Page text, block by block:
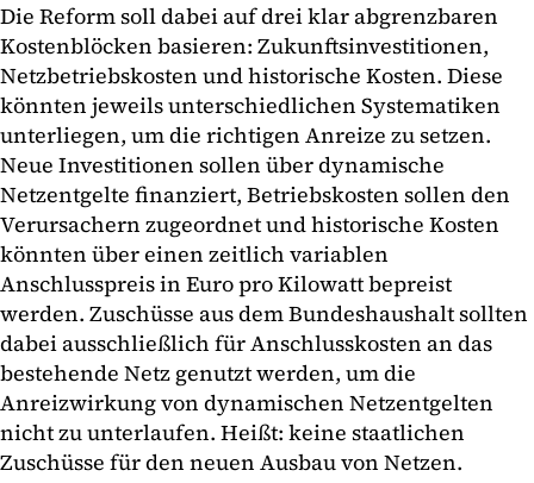
Die Reform soll dabei auf drei klar abgrenzbaren
Kostenblöcken basieren: Zukunftsinvestitionen,
Netzbetriebskosten und historische Kosten. Diese
könnten jeweils unterschiedlichen Systematiken
unterliegen, um die richtigen Anreize zu setzen.
Neue Investitionen sollen über dynamische
Netzentgelte finanziert, Betriebskosten sollen den
Verursachern zugeordnet und historische Kosten
könnten über einen zeitlich variablen
Anschlusspreis in Euro pro Kilowatt bepreist
werden. Zuschüsse aus dem Bundeshaushalt sollten
dabei ausschließlich für Anschlusskosten an das
bestehende Netz genutzt werden, um die
Anreizwirkung von dynamischen Netzentgelten
nicht zu unterlaufen. Heißt: keine staatlichen
Zuschüsse für den neuen Ausbau von Netzen.